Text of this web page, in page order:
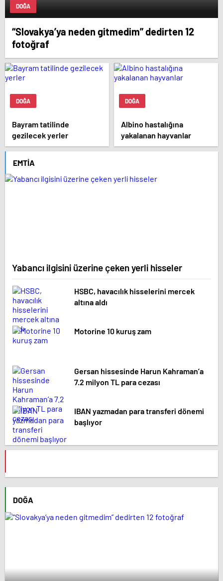
DOĞA
“Slovakya’ya neden gitmedim” dedirten 12
fotoğraf
DOĞA
Bayram tatilinde
gezilecek yerler
DOĞA
Albino hastalığına
yakalanan hayvanlar
EMTIA
Yabancı ilgisini üzerine çeken yerli hisseler
HSBC, havacılık hisselerini mercek
altına aldı
Motorine 10 kuruş zam
Gersan hissesinde Harun Kahraman’a
7.2 milyon TL para cezası
IBAN yazmadan para transferi dönemi
başlıyor
DOĞA